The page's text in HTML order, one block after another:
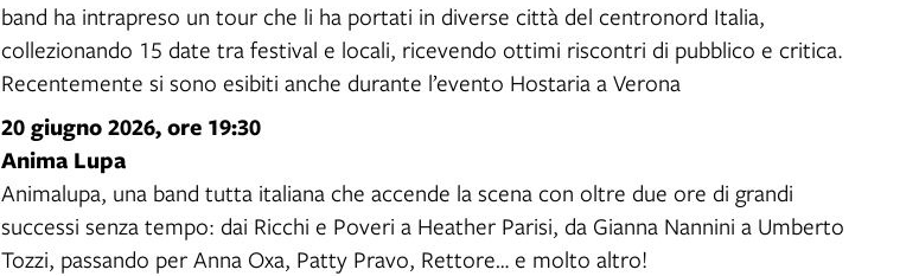
band ha intrapreso un tour che li ha portati in diverse città del centronord Italia,
collezionando 15 date tra festival e locali, ricevendo ottimi riscontri di pubblico e critica.
Recentemente si sono esibiti anche durante l’evento Hostaria a Verona
20 giugno 2026, ore 19:30
Anima Lupa
Animalupa, una band tutta italiana che accende la scena con oltre due ore di grandi
successi senza tempo: dai Ricchi e Poveri a Heather Parisi, da Gianna Nannini a Umberto
Tozzi, passando per Anna Oxa, Patty Pravo, Rettore… e molto altro!